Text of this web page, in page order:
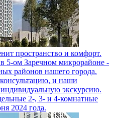
пространство и комфорт.
5-ом Заречном микрорайоне -
районов нашего города.
и наши
экскурсию.
2-, 3- и 4-комнатные
2024 года.